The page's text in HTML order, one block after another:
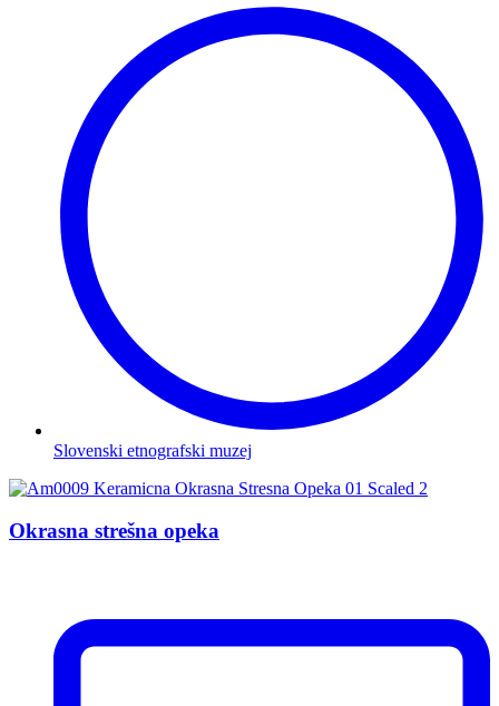
Slovenski etnografski muzej
Okrasna strešna opeka